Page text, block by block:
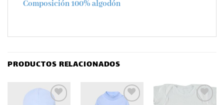
Composición 100% algodón
PRODUCTOS RELACIONADOS